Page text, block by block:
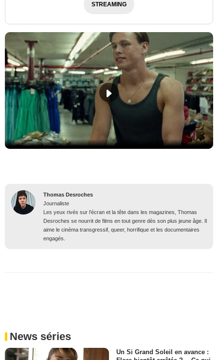
STREAMING
Thomas Desroches
Journaliste
Les yeux rivés sur l’écran et la tête dans les magazines, Thomas
Desroches se nourrit de films en tout genre dès son plus jeune âge. Il
aime le cinéma transgressif, queer, horrifique et les documentaires
engagés.
News séries
Un Si Grand Soleil en avance :